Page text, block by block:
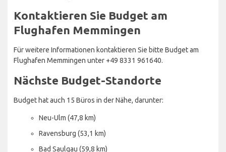
Kontaktieren Sie Budget am
Flughafen Memmingen
Für weitere Informationen kontaktieren Sie bitte Budget am
Flughafen Memmingen unter +49 8331 961640.
Nächste Budget-Standorte
Budget hat auch 15 Büros in der Nähe, darunter:
Neu-Ulm (47,8 km)
Ravensburg (53,1 km)
Bad Saulgau (59,8 km)